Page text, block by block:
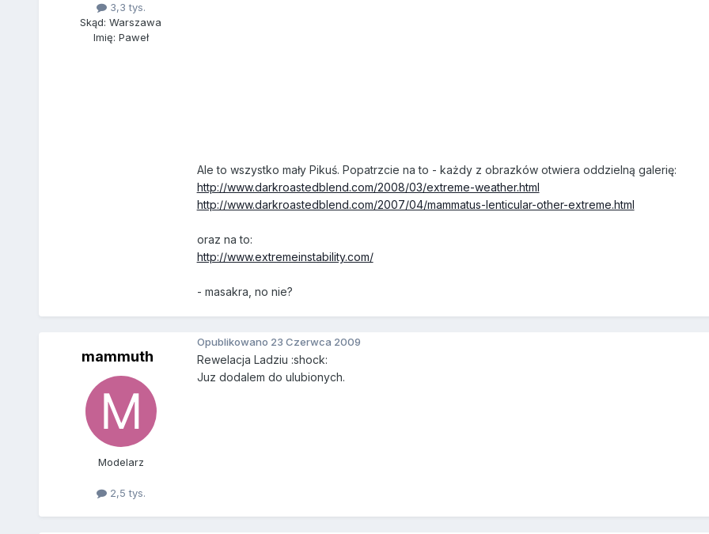
3,3 tys.
Skąd: Warszawa
Imię: Paweł
Ale to wszystko mały Pikuś. Popatrzcie na to - każdy z obrazków otwiera oddzielną galerię:
http://www.darkroastedblend.com/2008/03/extreme-weather.html
http://www.darkroastedblend.com/2007/04/mammatus-lenticular-other-extreme.html
oraz na to:
http://www.extremeinstability.com/
- masakra, no nie?
mammuth
Modelarz
2,5 tys.
Opublikowano 23 Czerwca 2009
Rewelacja Ladziu :shock:
Juz dodalem do ulubionych.